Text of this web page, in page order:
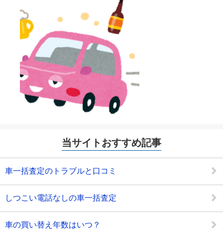
当サイトおすすめ記事
車一括査定のトラブルと口コミ
しつこい電話なしの車一括査定
車の買い替え年数はいつ？